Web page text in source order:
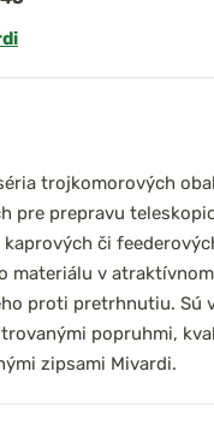
Prút Iconic Carp
3,50lb Akcia 1+1
2-dielny
trojkomorových
pre prepravu
kaprových či
materiálu v
proti pretrhnutiu. Sú
popruhmi,
zipsami Mivardi.